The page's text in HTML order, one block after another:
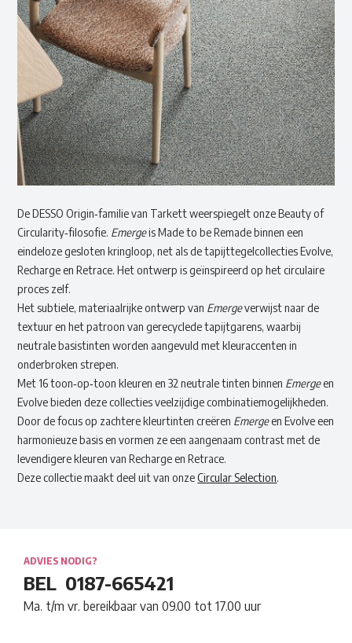
De DESSO Origin‑familie van Tarkett weerspiegelt onze Beauty of
Circularity‑filosofie. Emergeis Made to be Remade binnen een
eindeloze gesloten kringloop, net als de tapijttegelcollecties Evolve,
Recharge en Retrace. Het ontwerp is geïnspireerd op het circulaire
proces zelf.
Het subtiele, materiaalrijke ontwerp van Emergeverwijst naar de
textuur en het patroon van gerecyclede tapijtgarens, waarbij
neutrale basistinten worden aangevuld met kleuraccenten in
onderbroken strepen.
Met 16 toon‑op‑toon kleuren en 32 neutrale tinten binnen Emergeen
Evolve bieden deze collecties veelzijdige combinatiemogelijkheden.
Door de focus op zachtere kleurtinten creëren Emergeen Evolve een
harmonieuze basis en vormen ze een aangenaam contrast met de
levendigere kleuren van Recharge en Retrace.
Deze collectie maakt deel uit van onzeCircular Selection.
ADVIES NODIG?
BEL 0187-665421
Ma. t/m vr. bereikbaar van 09.00 tot 17.00 uur